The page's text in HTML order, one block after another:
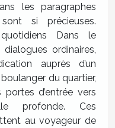
les paragraphes
si précieuses.
Dans le
ordinaires,
auprès d’un
du quartier,
d’entrée vers
profonde. Ces
au voyageur de